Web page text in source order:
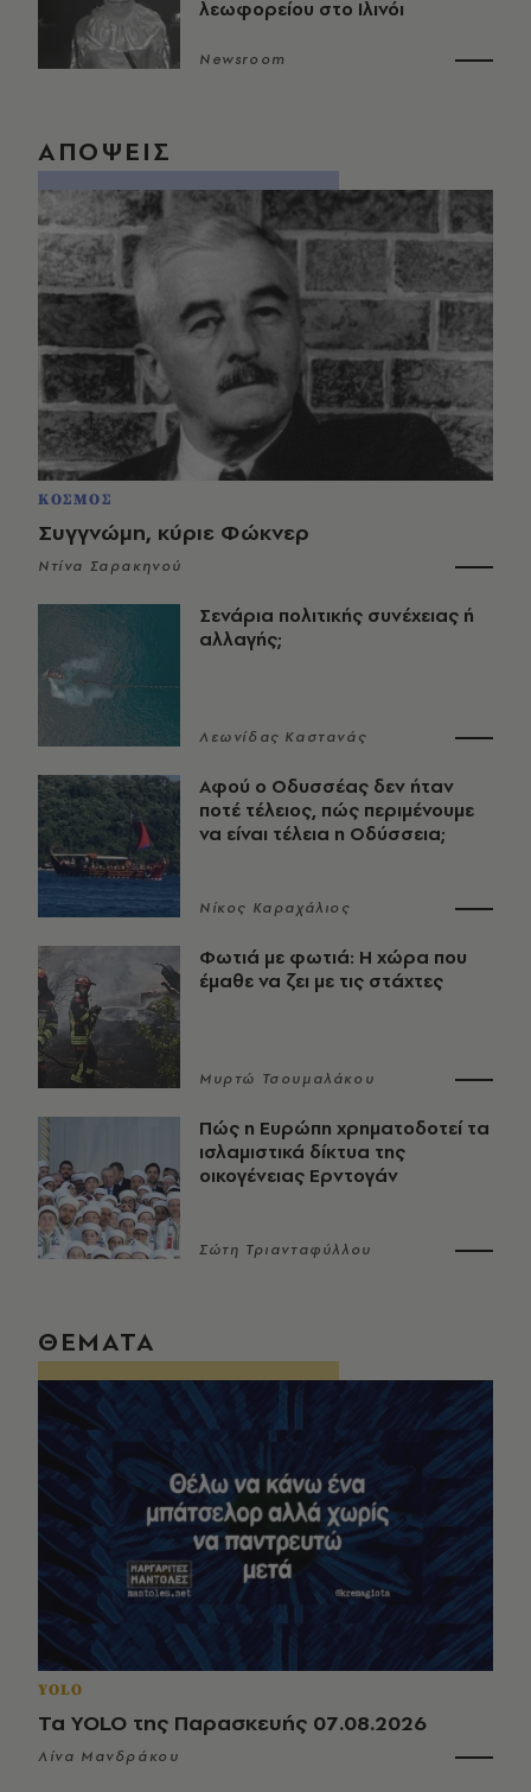
λεωφορείου στο Ιλινόι
Newsroom
ΑΠΟΨΕΙΣ
ΚΟΣΜΟΣ
Συγγνώμη, κύριε Φώκνερ
Ντίνα Σαρακηνού
Σενάρια πολιτικής συνέχειας ή
αλλαγής;
Λεωνίδας Καστανάς
Αφού ο Οδυσσέας δεν ήταν
ποτέ τέλειος, πώς περιμένουμε
να είναι τέλεια η Οδύσσεια;
Νίκος Καραχάλιος
Φωτιά με φωτιά: Η χώρα που
έμαθε να ζει με τις στάχτες
Μυρτώ Τσουμαλάκου
Πώς η Ευρώπη χρηματοδοτεί τα
ισλαμιστικά δίκτυα της
οικογένειας Ερντογάν
Σώτη Τριανταφύλλου
ΘΕΜΑΤΑ
YOLO
Τα YOLO της Παρασκευής 07.08.2026
Λίνα Μανδράκου